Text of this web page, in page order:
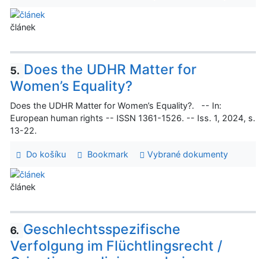
článek
5. Does the UDHR Matter for
Women’s Equality?
Does the UDHR Matter for Women’s Equality?. -- In:
European human rights -- ISSN 1361-1526. -- Iss. 1, 2024, s.
13-22.
Do košíku Bookmark Vybrané dokumenty
článek
6. Geschlechtsspezifische
Verfolgung im Flüchtlingsrecht /